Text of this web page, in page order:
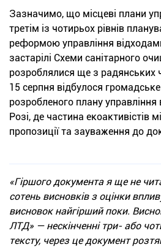
Зазначимо, що місцеві плани
третім із чотирьох рівнів
реформою управління
застарілі Схеми санітарного
розроблялися ще з радянських
15 серпня відбулося
розробленого плану
Розі, де частина екоактивістів
пропозиції та зауваження до
«Гіршого документа я ще не
сотень висновків з оцінки
висновок найгірший поки.
ЛТД» — нескінченні три- або
тексту, через це документ